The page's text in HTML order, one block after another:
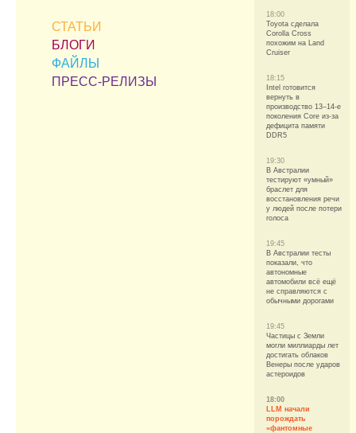
СТАТЬИ
БЛОГИ
ФАЙЛЫ
ПРЕСС-РЕЛИЗЫ
18:00
Toyota сделала
Corolla Cross
похожим на Land
Cruiser
18:15
Intel готовится
вернуть в
производство 13–14-е
поколения Core из-за
дефицита памяти
DDR5
19:30
В Австралии
тестируют «умный»
браслет для
восстановления речи
у людей после потери
голоса
19:45
В Австралии тесты
показали, что
автономные
автомобили всё ещё
не справляются с
обычными дорогами
19:45
Частицы с Земли
могли миллиарды лет
достигать облаков
Венеры после ударов
астероидов
18:00
LLM начали
порождать
«фантомные